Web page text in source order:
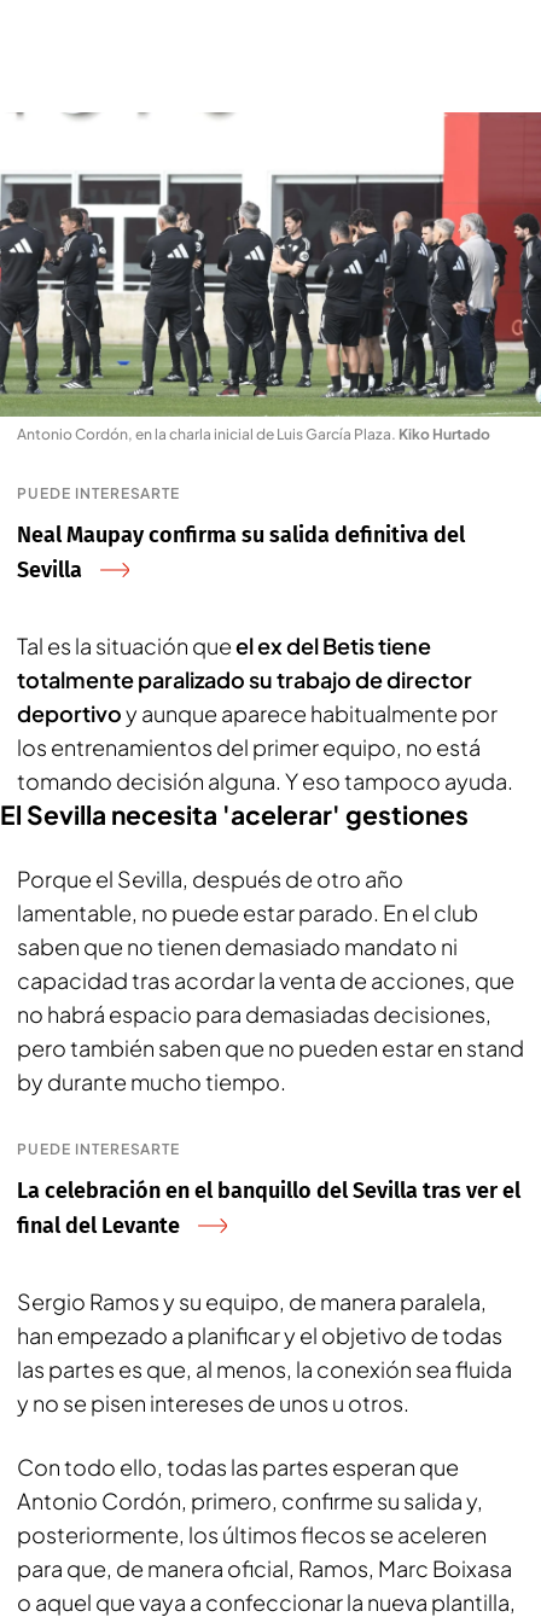
Antonio Cordón, en la charla inicial de Luis García Plaza. Kiko Hurtado
PUEDE INTERESARTE
Neal Maupay confirma su salida definitiva del
Sevilla
Tal es la situación queel ex del Betis tiene
totalmente paralizado su trabajo de director
deportivoy aunque aparece habitualmente por
los entrenamientos del primer equipo, no está
tomando decisión alguna. Y eso tampoco ayuda.
El Sevilla necesita 'acelerar' gestiones
Porque el Sevilla, después de otro año
lamentable, no puede estar parado. En el club
saben que no tienen demasiado mandato ni
capacidad tras acordar la venta de acciones, que
no habrá espacio para demasiadas decisiones,
pero también saben que no pueden estar en stand
by durante mucho tiempo.
PUEDE INTERESARTE
La celebración en el banquillo del Sevilla tras ver el
final del Levante
Sergio Ramos y su equipo, de manera paralela,
han empezado a planificar y el objetivo de todas
las partes es que, al menos, la conexión sea fluida
y no se pisen intereses de unos u otros.
Con todo ello, todas las partes esperan que
Antonio Cordón, primero, confirme su salida y,
posteriormente, los últimos flecos se aceleren
para que, de manera oficial, Ramos, Marc Boixasa
o aquel que vaya a confeccionar la nueva plantilla,